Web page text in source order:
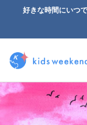
好きな時間にいつ